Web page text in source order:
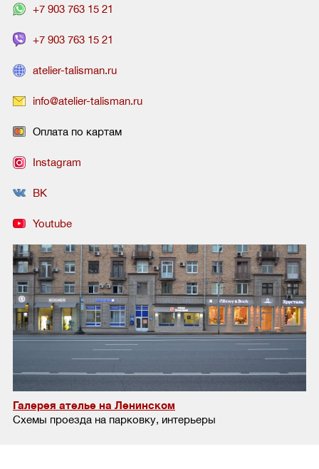
+7 903 763 15 21
+7 903 763 15 21
atelier-talisman.ru
info@atelier-talisman.ru
Оплата по картам
Instagram
ВК
Youtube
Галерея ателье на Ленинском
Схемы проезда на парковку, интерьеры